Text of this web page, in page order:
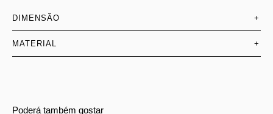
DIMENSÃO +
MATERIAL +
Poderá também gostar